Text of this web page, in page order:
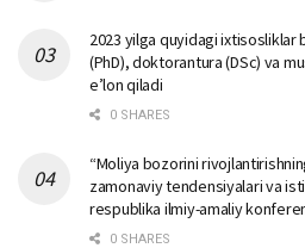
2023 yilga quyidagi ixtisosliklar
(PhD), doktorantura (DSc) va
e’lon qiladi
0 SHARES
“Moliya bozorini
zamonaviy tendensiyalari va
respublika ilmiy-amaliy
0 SHARES